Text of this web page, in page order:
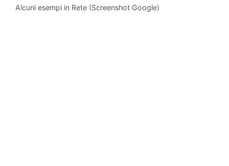
Alcuni esempi in Rete (Screenshot Google)